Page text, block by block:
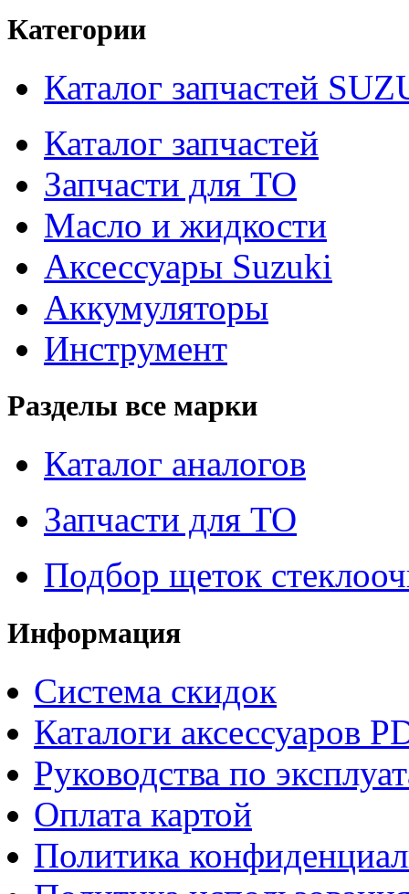
Категории
Каталог запчастей
Каталог запчастей
Запчасти для ТО
Масло и жидкости
Аксессуары Suzuki
Аккумуляторы
Инструмент
Разделы все марки
Каталог аналогов
Запчасти для ТО
Подбор щеток
Информация
Система скидок
Каталоги аксессуаров
Руководства по
Оплата картой
Политика